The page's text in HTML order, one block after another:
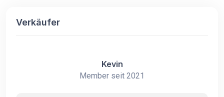
Verkäufer
Kevin
Member seit 2021